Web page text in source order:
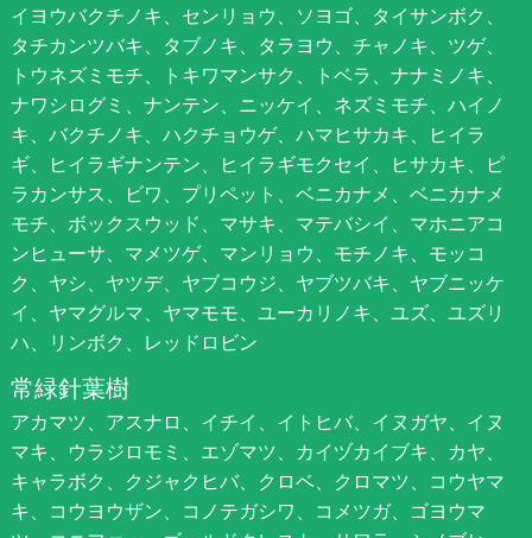
イヨウバクチノキ、センリョウ、ソヨゴ、タイサンボク、
タチカンツバキ、タブノキ、タラヨウ、チャノキ、ツゲ、
トウネズミモチ、トキワマンサク、トベラ、ナナミノキ、
ナワシログミ、ナンテン、ニッケイ、ネズミモチ、ハイノ
キ、バクチノキ、ハクチョウゲ、ハマヒサカキ、ヒイラ
ギ、ヒイラギナンテン、ヒイラギモクセイ、ヒサカキ、ピ
ラカンサス、ビワ、プリペット、ベニカナメ、ベニカナメ
モチ、ボックスウッド、マサキ、マテバシイ、マホニアコ
ンヒューサ、マメツゲ、マンリョウ、モチノキ、モッコ
ク、ヤシ、ヤツデ、ヤブコウジ、ヤブツバキ、ヤブニッケ
イ、ヤマグルマ、ヤマモモ、ユーカリノキ、ユズ、ユズリ
ハ、リンボク、レッドロビン
常緑針葉樹
アカマツ、アスナロ、イチイ、イトヒバ、イヌガヤ、イヌ
マキ、ウラジロモミ、エゾマツ、カイヅカイブキ、カヤ、
キャラボク、クジャクヒバ、クロベ、クロマツ、コウヤマ
キ、コウヨウザン、コノテガシワ、コメツガ、ゴヨウマ